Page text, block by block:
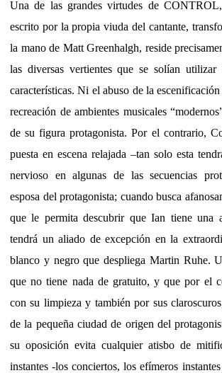
Una de las grandes virtudes de
escrito por la propia viuda del cantante,
la mano de Matt Greenhalgh, reside
las diversas vertientes que se solían utilizar
características. Ni el abuso de la
recreación de ambientes musicales
de su figura protagonista. Por el contrario,
puesta en escena relajada –tan solo esta
nervioso en algunas de las secuencias
esposa del protagonista; cuando busca
que le permita descubrir que Ian tiene una
tendrá un aliado de excepción en la
blanco y negro que despliega Martin Ruhe.
que no tiene nada de gratuito, y que por el
con su limpieza y también por sus
de la pequeña ciudad de origen del
su oposición evita cualquier atisbo de
instantes -los conciertos, los efímeros